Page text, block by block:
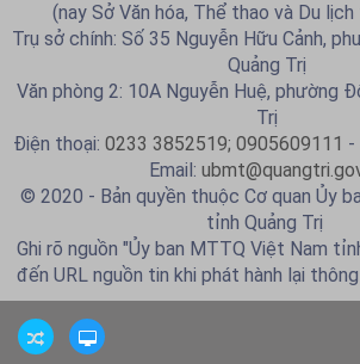
(nay Sở Văn hóa, Thể thao và Du
Trụ sở chính: Số 35 Nguyễn Hữu Cảnh,
Quảng Trị
Văn phòng 2: 10A Nguyễn Huệ, phường
Trị
Điện thoại: 0233 3852519; 0905609111 -
Email:
© 2020 - Bản quyền thuộc Cơ quan Ủy
tỉnh Quảng Trị
Ghi rõ nguồn "Ủy ban MTTQ Việt Nam
đến URL nguồn tin khi phát hành lại